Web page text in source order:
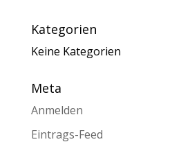
Kategorien
Keine Kategorien
Meta
Anmelden
Eintrags-Feed